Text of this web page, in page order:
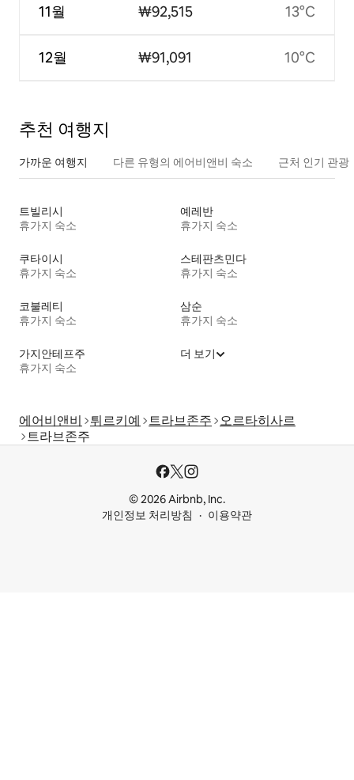
11월
12월
₩92,515
₩91,091
13°C
10°C
추천 여행지
가까운 여행지 다른 유형의 에어비앤비 숙소 근처 인기 관광
트빌리시
휴가지 숙소
예레반
휴가지 숙소
쿠타이시
휴가지 숙소
스테판츠민다
휴가지 숙소
코불레티
휴가지 숙소
삼순
휴가지 숙소
가지안테프주
휴가지 숙소
더 보기
에어비앤비 튀르키예 트라브존주 오르타히사르
트라브존주
© 2026 Airbnb, Inc.
개인정보 처리방침
이용약관